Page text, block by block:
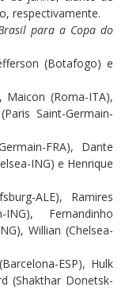
respectivamente.
para a Copa do
(Botafogo) e
Maicon (Roma-ITA),
Saint-Germain-
FRA), Dante
ING) e Henrique
ALE), Ramires
ING), Fernandinho
Willian (Chelsea-
ESP), Hulk
(Shakthar Donetsk-